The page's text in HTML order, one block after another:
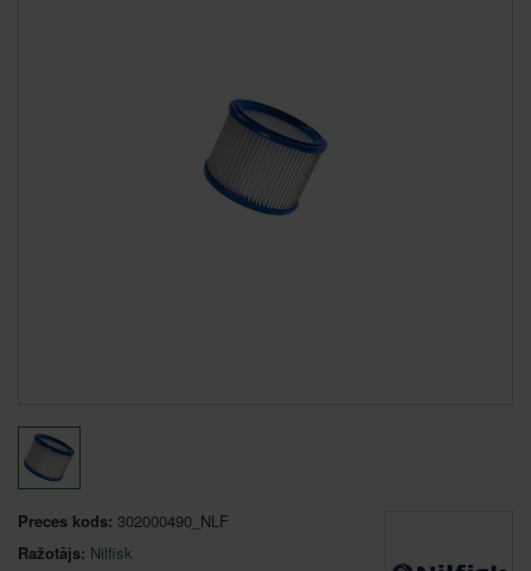
Preces kods: 302000490_NLF
Ražotājs: Nilfisk